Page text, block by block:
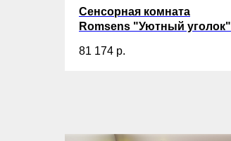
Сенсорная комната
Romsens "Уютный уголок"
81 174 р.